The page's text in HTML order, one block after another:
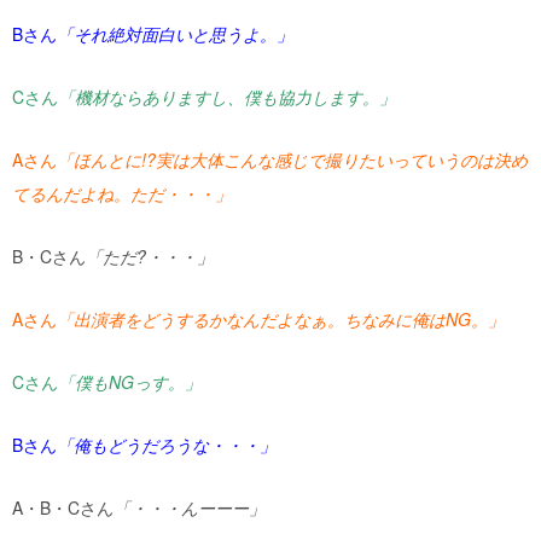
Bさん 「それ絶対面白いと思うよ。」
Cさん 「機材ならありますし、僕も協力します。」
Aさん 「ほんとに!?実は大体こんな感じで撮りたいっていうのは決め
てるんだよね。ただ・・・」
B ・ Cさん 「ただ? ・・・」
Aさん 「出演者をどうするかなんだよなぁ。ちなみに俺はNG。」
Cさん 「僕もNGっす。」
Bさん 「俺もどうだろうな・・・」
A ・ B ・ Cさん 「・・・んーーー」